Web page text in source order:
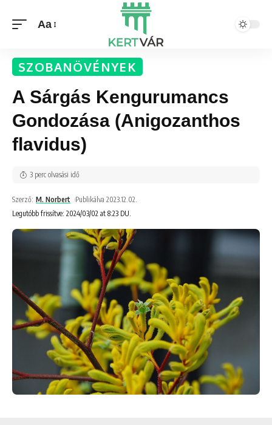
Aa
SZOBANÖVÉNYEK
A Sárgás Kengurumancs
Gondozása (Anigozanthos
flavidus)
Legutóbb frissítve: 2024/03/02 at 8:23 DU.
Szerző: M. Norbert Publikálva 2023.12.02.
3 perc olvasási idő